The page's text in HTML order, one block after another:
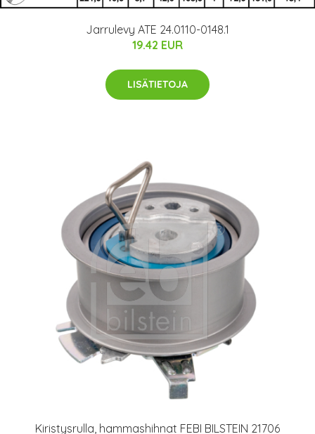
Jarrulevy ATE 24.0110-0148.1
19.42 EUR
LISÄTIETOJA
Kiristysrulla, hammashihnat FEBI BILSTEIN 21706